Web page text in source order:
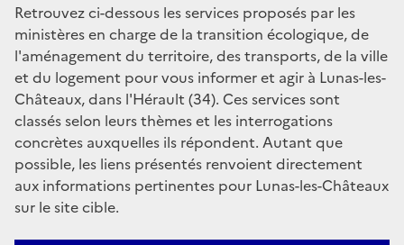
Retrouvez ci-dessous les services proposés par les
ministères en charge de la transition écologique, de
l'aménagement du territoire, des transports, de la ville
et du logement pour vous informer et agir à Lunas-les-
Châteaux, dans l'Hérault (34). Ces services sont
classés selon leurs thèmes et les interrogations
concrètes auxquelles ils répondent. Autant que
possible, les liens présentés renvoient directement
aux informations pertinentes pour Lunas-les-Châteaux
sur le site cible.